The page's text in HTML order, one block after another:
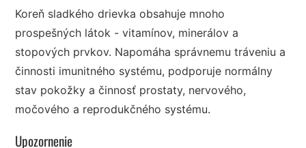
Koreň sladkého drievka obsahuje mnoho
prospešných látok - vitamínov, minerálov a
stopových prvkov. Napomáha správnemu tráveniu a
činnosti imunitného systému, podporuje normálny
stav pokožky a činnosť prostaty, nervového,
močového a reprodukčného systému.
Upozornenie